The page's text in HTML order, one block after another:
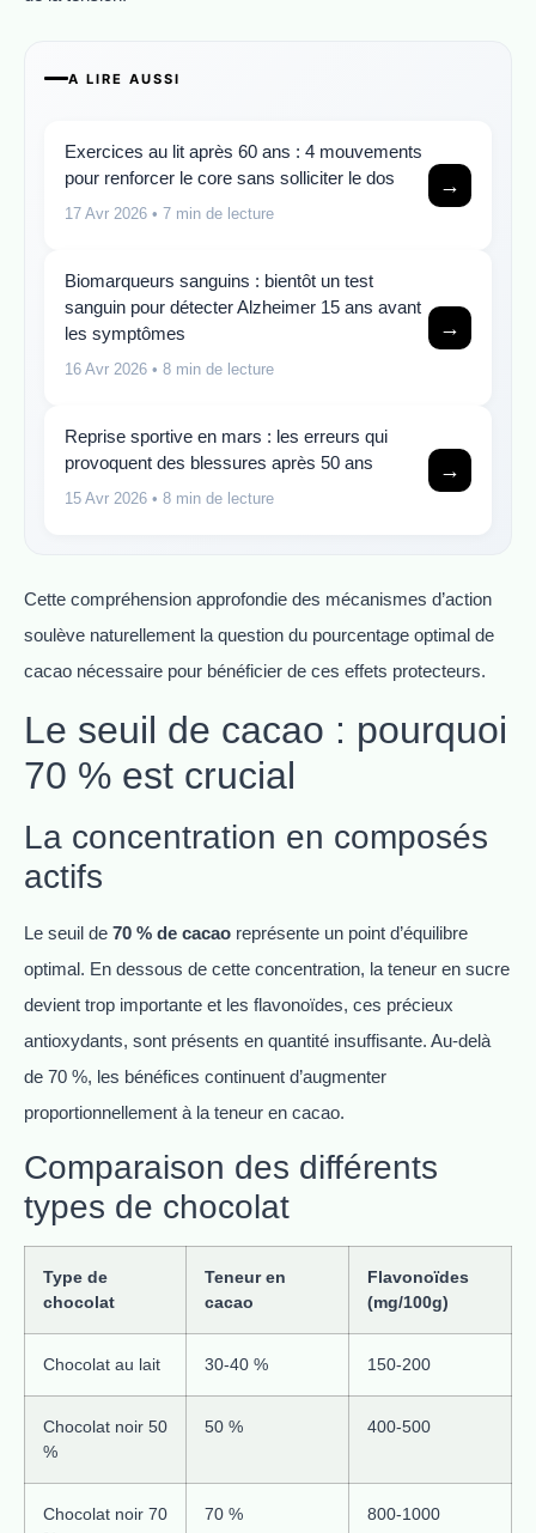
A LIRE AUSSI
Exercices au lit après 60 ans : 4 mouvements
pour renforcer le core sans solliciter le dos
17 Avr 2026 • 7 min de lecture
→
Biomarqueurs sanguins : bientôt un test
sanguin pour détecter Alzheimer 15 ans avant
les symptômes
16 Avr 2026 • 8 min de lecture
→
Reprise sportive en mars : les erreurs qui
provoquent des blessures après 50 ans
15 Avr 2026 • 8 min de lecture
→
Cette compréhension approfondie des mécanismes d’action
soulève naturellement la question du pourcentage optimal de
cacao nécessaire pour bénéficier de ces effets protecteurs.
Le seuil de cacao : pourquoi
70 % est crucial
La concentration en composés
actifs
Le seuil de 70 % de cacao représente un point d’équilibre
optimal. En dessous de cette concentration, la teneur en sucre
devient trop importante et les flavonoïdes, ces précieux
antioxydants, sont présents en quantité insuffisante. Au-delà
de 70 %, les bénéfices continuent d’augmenter
proportionnellement à la teneur en cacao.
Comparaison des différents
types de chocolat
Type de
chocolat
Teneur en
cacao
Flavonoïdes
(mg/100g)
Chocolat au lait 30-40 % 150-200
Chocolat noir 50
%
50 % 400-500
Chocolat noir 70
70 % 800-1000